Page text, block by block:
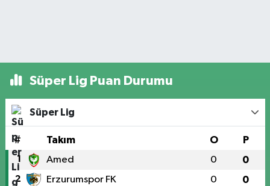
Süper Lig Puan Durumu
Süper Lig
# Takım O P
1 Amed 0 0
2 Erzurumspor FK 0 0